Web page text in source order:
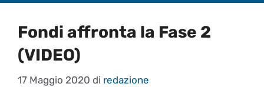
Fondi affronta la Fase 2
(VIDEO)
17 Maggio 2020 di redazione